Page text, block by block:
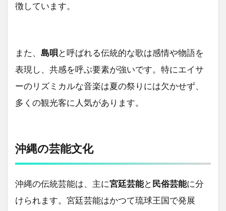
徴しています。
また、 島唄 と呼ばれる伝統的な歌は感情や物語を
表現し、共感を呼ぶ要素が強いです。特にエイサ
ーのリズミカルな音楽は夏の祭りには欠かせず、
多くの観光客に人気があります。
沖縄の芸能文化
沖縄の伝統芸能は、主に宮廷芸能と 民俗芸能に分
けられます。宮廷芸能はかつて琉球王国で発展